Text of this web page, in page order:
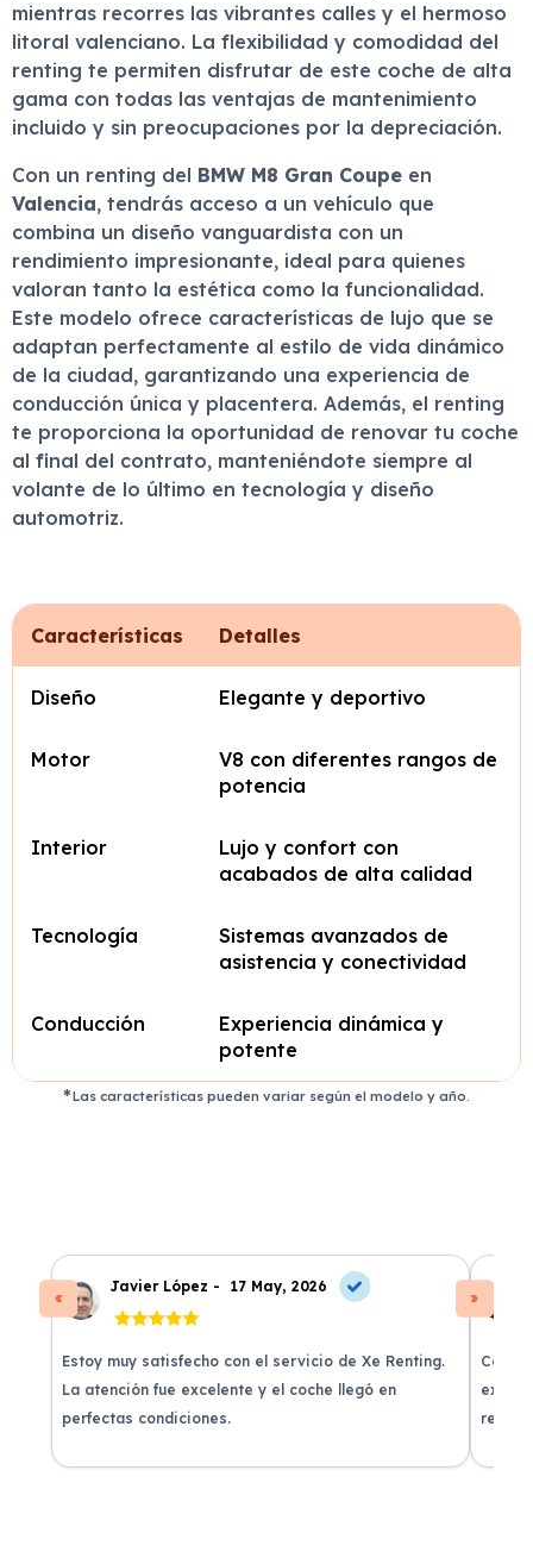
mientras recorres las vibrantes calles y el hermoso
litoral valenciano. La flexibilidad y comodidad del
renting te permiten disfrutar de este coche de alta
gama con todas las ventajas de mantenimiento
incluido y sin preocupaciones por la depreciación.
Con un renting del BMW M8 Gran Coupe en
Valencia, tendrás acceso a un vehículo que
combina un diseño vanguardista con un
rendimiento impresionante, ideal para quienes
valoran tanto la estética como la funcionalidad.
Este modelo ofrece características de lujo que se
adaptan perfectamente al estilo de vida dinámico
de la ciudad, garantizando una experiencia de
conducción única y placentera. Además, el renting
te proporciona la oportunidad de renovar tu coche
al final del contrato, manteniéndote siempre al
volante de lo último en tecnología y diseño
automotriz.
Características Detalles
Diseño Elegante y deportivo
Motor
V8 con diferentes rangos de
potencia
Interior
Lujo y confort con
acabados de alta calidad
Tecnología
Sistemas avanzados de
asistencia y conectividad
Conducción
Experiencia dinámica y
potente
Las características pueden variar según el modelo y año.
Javier López - 17 May, 2026
Estoy muy satisfecho con el servicio de Xe Renting.
La atención fue excelente y el coche llegó en
perfectas condiciones.